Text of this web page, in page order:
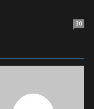
30